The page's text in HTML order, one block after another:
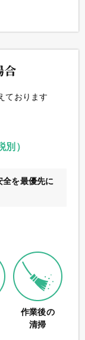
合
ております
別）
全を最優先に
作業後の
清掃